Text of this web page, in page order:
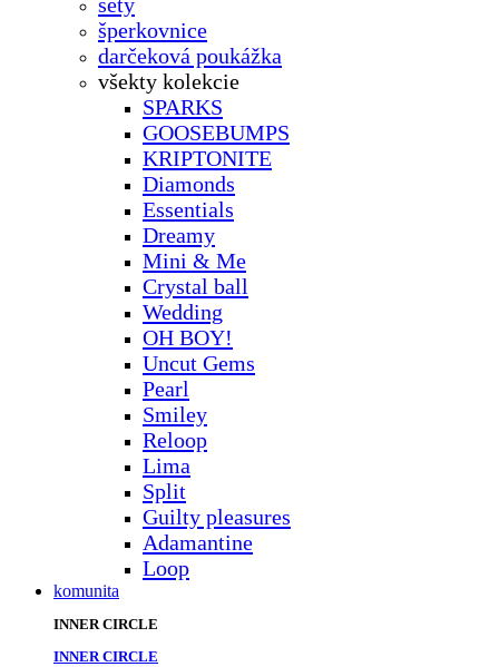
sety
šperkovnice
darčeková poukážka
všekty kolekcie
SPARKS
GOOSEBUMPS
KRIPTONITE
Diamonds
Essentials
Dreamy
Mini & Me
Crystal ball
Wedding
OH BOY!
Uncut Gems
Pearl
Smiley
Reloop
Lima
Split
Guilty pleasures
Adamantine
Loop
komunita
INNER CIRCLE
INNER CIRCLE